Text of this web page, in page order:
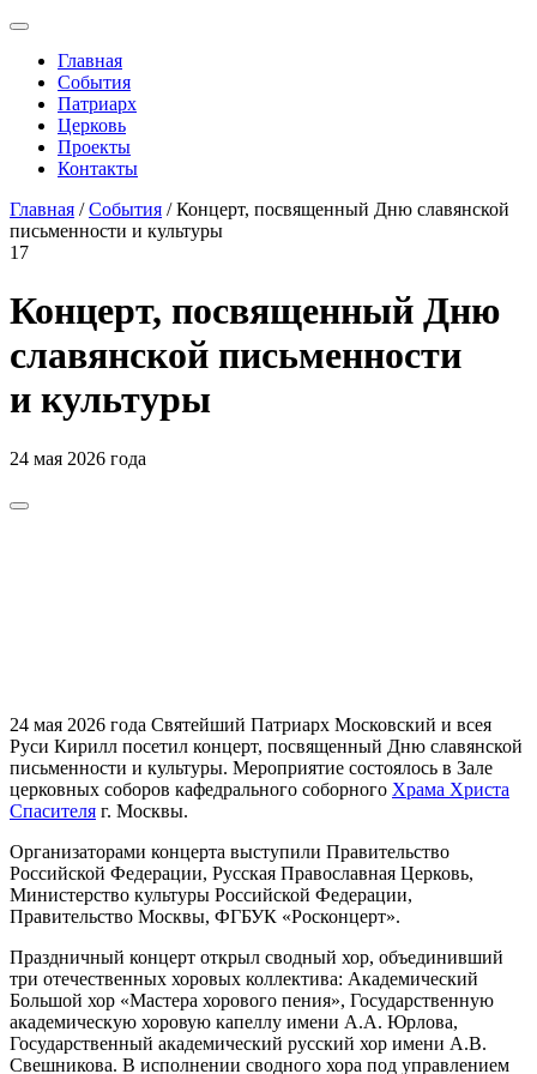
Главная
События
Патриарх
Церковь
Проекты
Контакты
Главная /События / Концерт, посвященный Дню славянской
письменности и культуры
17
Концерт, посвященный Дню
славянской письменности
и культуры
24 мая 2026 года
24 мая 2026 года Святейший Патриарх Московский и всея
Руси Кирилл посетил концерт, посвященный Дню славянской
письменности и культуры. Мероприятие состоялось в Зале
церковных соборов кафедрального соборного Храма Христа
Спасителя г. Москвы.
Организаторами концерта выступили Правительство
Российской Федерации, Русская Православная Церковь,
Министерство культуры Российской Федерации,
Правительство Москвы, ФГБУК «Росконцерт».
Праздничный концерт открыл сводный хор, объединивший
три отечественных хоровых коллектива: Академический
Большой хор «Мастера хорового пения», Государственную
академическую хоровую капеллу имени А.А. Юрлова,
Государственный академический русский хор имени А.В.
Свешникова. В исполнении сводного хора под управлением